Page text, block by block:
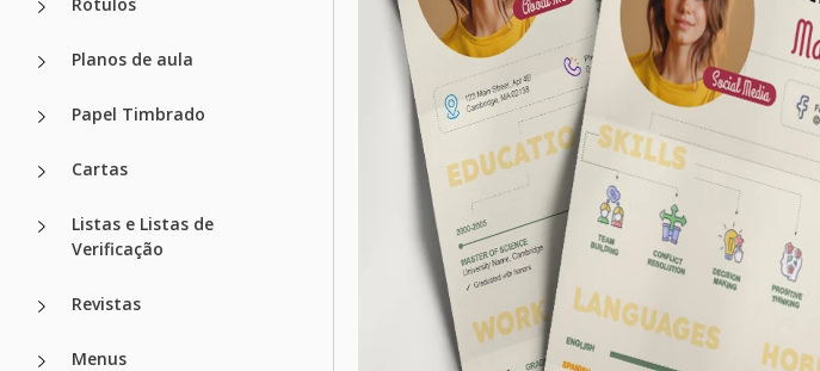
Planos de aula
Papel Timbrado
Cartas
Listas e Listas de
Verificação
Revistas
Menus